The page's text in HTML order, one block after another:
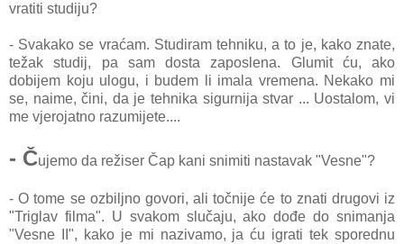
vratiti studiju?
- Svakako se vraćam. Studiram tehniku, a to je, kako znate,
težak studij, pa sam dosta zaposlena. Glumit ću, ako
dobijem koju ulogu, i budem li imala vremena. Nekako mi
se, naime, čini, da je tehnika sigurnija stvar ... Uostalom, vi
me vjerojatno razumijete....
- Čujemo da režiser Čap kani snimiti nastavak "Vesne"?
- O tome se ozbiljno govori, ali točnije će to znati drugovi iz
"Triglav filma". U svakom slučaju, ako dođe do snimanja
"Vesne II", kako je mi nazivamo, ja ću igrati tek sporednu